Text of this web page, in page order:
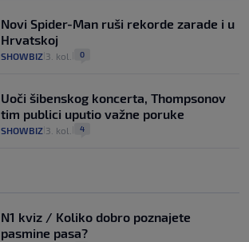
Novi Spider-Man ruši rekorde zarade i u
Hrvatskoj
SHOWBIZ 3. kol. 0
Uoči šibenskog koncerta, Thompsonov
tim publici uputio važne poruke
SHOWBIZ 3. kol. 4
N1 kviz / Koliko dobro poznajete
pasmine pasa?